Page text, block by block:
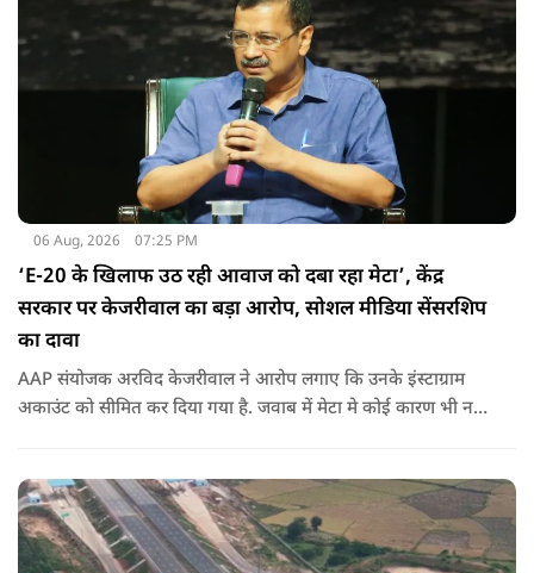
06 Aug, 2026 07:25 PM
‘E-20 के खिलाफ उठ रही आवाज को दबा रहा मेटा’, केंद्र
सरकार पर केजरीवाल का बड़ा आरोप, सोशल मीडिया सेंसरशिप
का दावा
AAP संयोजक अरविद केजरीवाल ने आरोप लगाए कि उनके इंस्टाग्राम
अकाउंट को सीमित कर दिया गया है. जवाब में मेटा मे कोई कारण भी नहीं